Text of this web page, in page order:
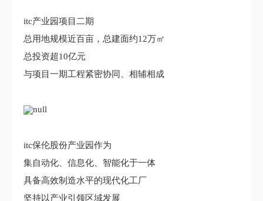
itc产业园项目二期
总用地规模近百亩，总建面约12万㎡
总投资超10亿元
与项目一期工程紧密协同、相辅相成
itc保伦股份产业园作为
集自动化、信息化、智能化于一体
具备高效制造水平的现代化工厂
坚持以产业引领区域发展